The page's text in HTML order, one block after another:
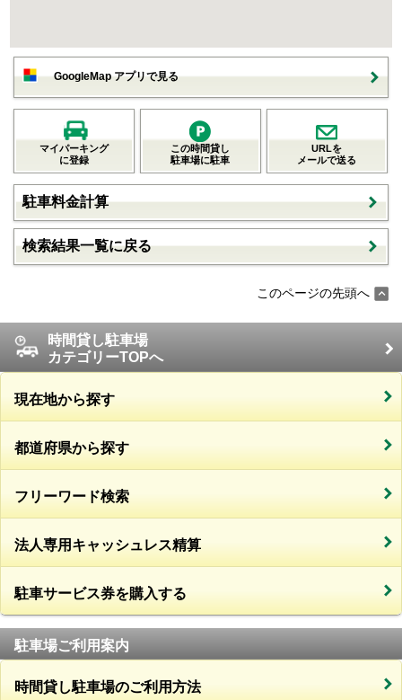
GoogleMap アプリで見る
マイパーキング
に登録
この時間貸し
駐車場に駐車
URLを
メールで送る
駐車料金計算
検索結果一覧に戻る
このページの先頭へ
時間貸し駐車場
カテゴリーTOPへ
現在地から探す
都道府県から探す
フリーワード検索
法人専用キャッシュレス精算
駐車サービス券を購入する
駐車場ご利用案内
時間貸し駐車場のご利用方法